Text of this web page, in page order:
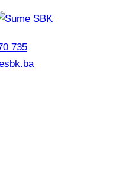
735